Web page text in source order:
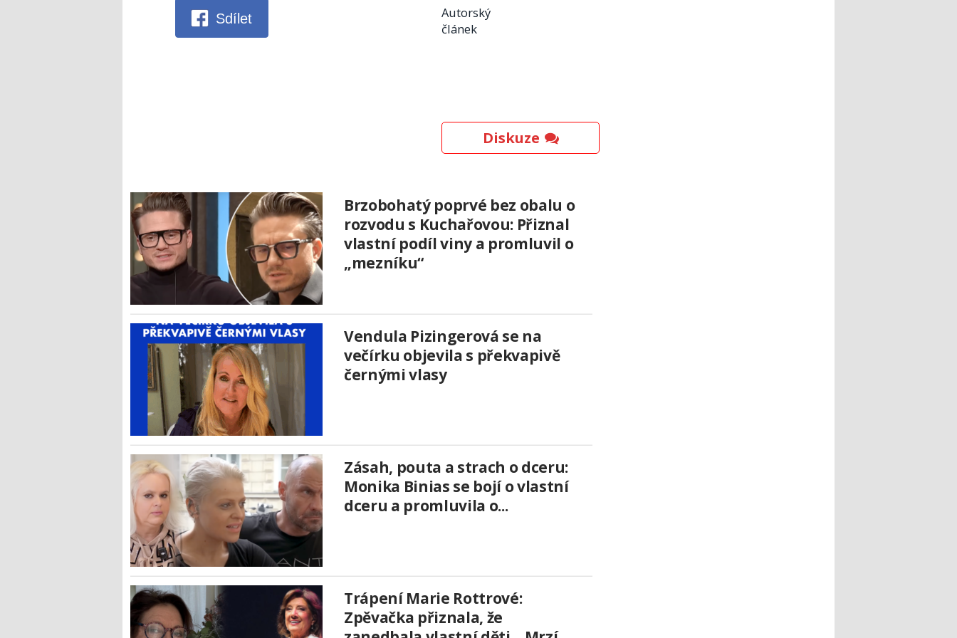
Sdílet
Autorský
článek
Diskuze
Brzobohatý poprvé bez obalu o
rozvodu s Kuchařovou: Přiznal
vlastní podíl viny a promluvil o
„mezníku“
Vendula Pizingerová se na
večírku objevila s překvapivě
černými vlasy
Zásah, pouta a strach o dceru:
Monika Binias se bojí o vlastní
dceru a promluvila o...
Trápení Marie Rottrové:
Zpěvačka přiznala, že